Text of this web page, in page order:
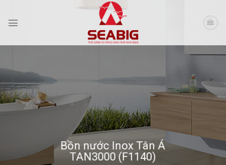
content
Bồn nước Inox Tân Á
TAN3000 (F1140)